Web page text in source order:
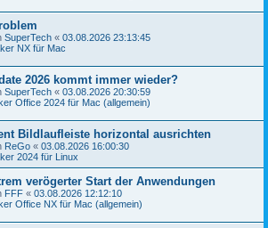
SuperTech « 03.08.2026 23:13:45
NX für Mac
2026 kommt immer wieder?
SuperTech « 03.08.2026 20:30:59
Office 2024 für Mac (allgemein)
Bildlaufleiste horizontal ausrichten
ReGo « 03.08.2026 16:00:30
2024 für Linux
verögerter Start der Anwendungen
FFF « 03.08.2026 12:12:10
Office NX für Mac (allgemein)